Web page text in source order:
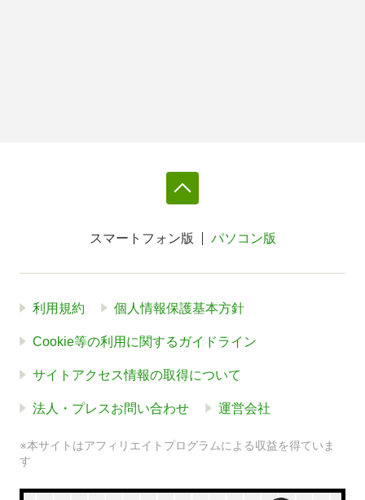
スマートフォン版 パソコン版
利用規約 個人情報保護基本方針
Cookie等の利用に関するガイドライン
サイトアクセス情報の取得について
法人・プレスお問い合わせ 運営会社
※本サイトはアフィリエイトプログラムによる収益を得ていま
す